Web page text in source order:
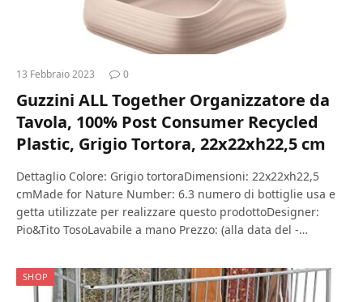
13 Febbraio 2023 0
Guzzini ALL Together Organizzatore da
Tavola, 100% Post Consumer Recycled
Plastic, Grigio Tortora, 22x22xh22,5 cm
Dettaglio Colore: Grigio tortoraDimensioni: 22x22xh22,5
cmMade for Nature Number: 6.3 numero di bottiglie usa e
getta utilizzate per realizzare questo prodottoDesigner:
Pio&Tito TosoLavabile a mano Prezzo: (alla data del -…
SHOP